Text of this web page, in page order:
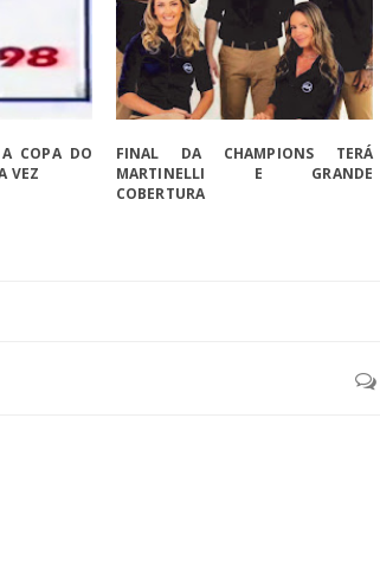
COPA DO
VEZ
FINAL DA CHAMPIONS TERÁ
MARTINELLI E GRANDE
COBERTURA